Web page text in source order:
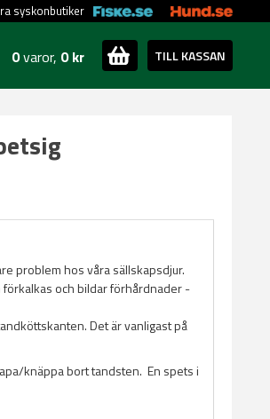
syskonbutiker
0varor, 0 kr TILL KASSAN
problem hos våra sällskapsdjur.
och bildar förhårdnader -
Det är vanligast på
knäppa bort tandsten. En spets i